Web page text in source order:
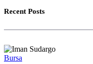
Recent Posts
Bursa